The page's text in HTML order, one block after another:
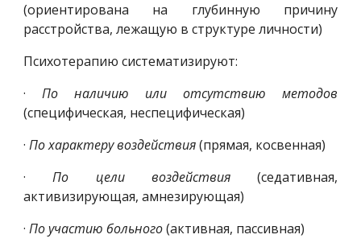
(ориентирована на глубинную причину
расстройства, лежащую в структуре личности)
Психотерапию систематизируют:
·По наличию или отсутствию методов
(специфическая, неспецифическая)
·По характеру воздействия(прямая, косвенная)
·По цели воздействия(седативная,
активизирующая, амнезирующая)
·По участию больного(активная, пассивная)